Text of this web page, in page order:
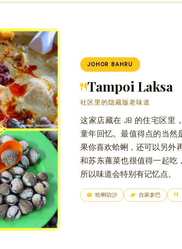
JOHOR BAHRU
Tampoi Laksa
社区里的隐藏版老味道
这家店藏在 JB 的住宅区里
童年回忆。最值得点的当然
果你喜欢蛤蜊，还可以另外
和苏东蕹菜也很值得一起吃
所以味道会特别有记忆点。
蛤蜊叻沙 自家参巴